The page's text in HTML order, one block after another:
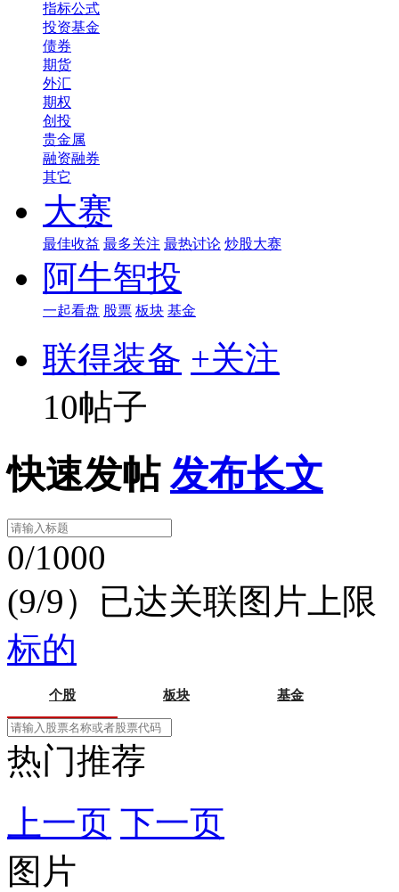
指标公式
投资基金
债券
期货
外汇
期权
创投
贵金属
融资融券
其它
大赛
最佳收益 最多关注 最热讨论 炒股大赛
阿牛智投
一起看盘 股票 板块 基金
联得装备 +关注
10帖子
快速发帖 发布长文
0/1000
(9/9）已达关联图片上限
标的
个股 板块 基金
热门推荐
上一页 下一页
图片